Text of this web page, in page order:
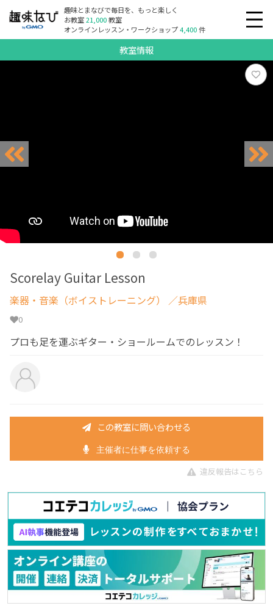
趣味とまなびで毎日を、もっと楽しく
お教室21,000教室
オンラインレッスン・ワークショップ4,400件
教室情報
Scorelay Guitar Lesson
楽器・音楽（ボイストレーニング） ／兵庫県
0
プロも足を運ぶギター・ショールームでのレッスン！
この教室に問い合わせる
主催者に仕事を依頼する
違反報告はこちら